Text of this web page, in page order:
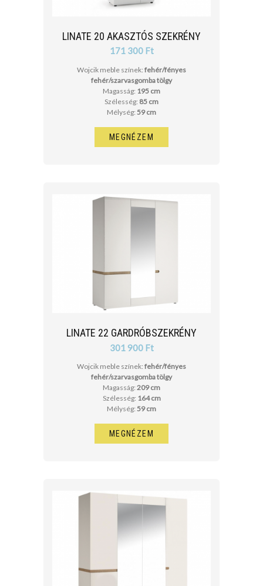
LINATE 20 AKASZTÓS SZEKRÉNY
171 300 Ft
Wojcik meble színek: fehér/fényes
fehér/szarvasgomba tölgy
Magasság: 195 cm
Szélesség: 85 cm
Mélység: 59 cm
MEGNÉZEM
LINATE 22 GARDRÓBSZEKRÉNY
301 900 Ft
Wojcik meble színek: fehér/fényes
fehér/szarvasgomba tölgy
Magasság: 209 cm
Szélesség: 164 cm
Mélység: 59 cm
MEGNÉZEM